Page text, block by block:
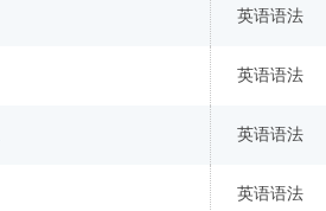
英语语法
英语语法
英语语法
英语语法